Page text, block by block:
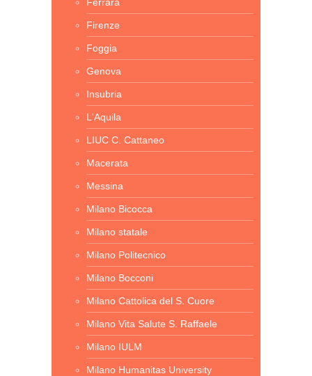
Firenze
Foggia
Genova
Insubria
L'Aquila
LIUC C. Cattaneo
Macerata
Messina
Milano Bicocca
Milano statale
Milano Politecnico
Milano Bocconi
Milano Cattolica del S. Cuore
Milano Vita Salute S. Raffaele
Milano IULM
Milano Humanitas University